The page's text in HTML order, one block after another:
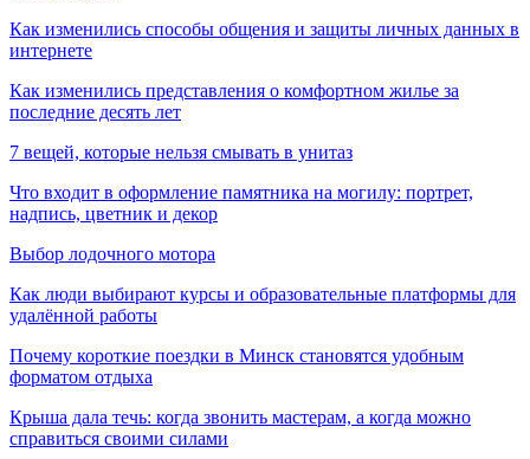
Как изменились способы общения и защиты личных данных в
интернете
Как изменились представления о комфортном жилье за
последние десять лет
7 вещей, которые нельзя смывать в унитаз
Что входит в оформление памятника на могилу: портрет,
надпись, цветник и декор
Выбор лодочного мотора
Как люди выбирают курсы и образовательные платформы для
удалённой работы
Почему короткие поездки в Минск становятся удобным
форматом отдыха
Крыша дала течь: когда звонить мастерам, а когда можно
справиться своими силами